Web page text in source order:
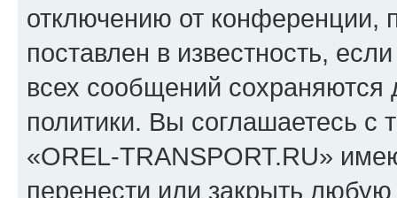
отключению от конференции,
поставлен в известность,
всех сообщений сохраняются
политики. Вы соглашаетесь
«OREL-TRANSPORT.RU»
перенести или закрыть